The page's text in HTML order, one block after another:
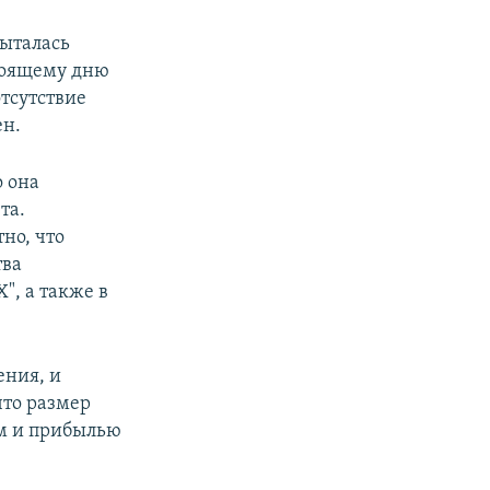
дню
она
что
а также в
и
размер
и прибылью